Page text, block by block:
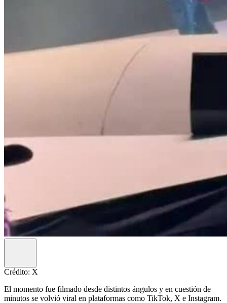
Crédito: X
El momento fue filmado desde distintos ángulos y en cuestión de
minutos se volvió viral en plataformas como TikTok, X e Instagram.